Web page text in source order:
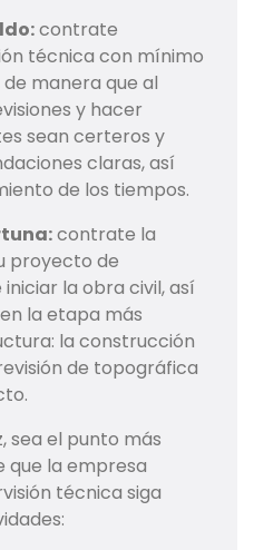
contrate
técnica con mínimo
manera que al
y hacer
sean certeros y
claras, así
de los tiempos.
contrate la
proyecto de
la obra civil, así
la etapa más
la construcción
de topográfica
sea el punto más
que la empresa
técnica siga